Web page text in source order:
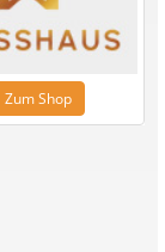
Zum Shop